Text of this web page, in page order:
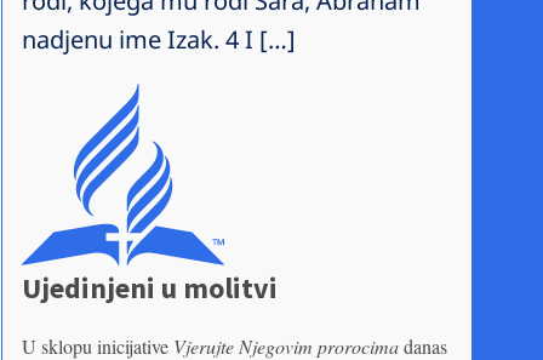
nadjenu ime Izak. 4 I […]
Ujedinjeni u molitvi
U sklopu inicijative Vjerujte Njegovim prorocimadanas